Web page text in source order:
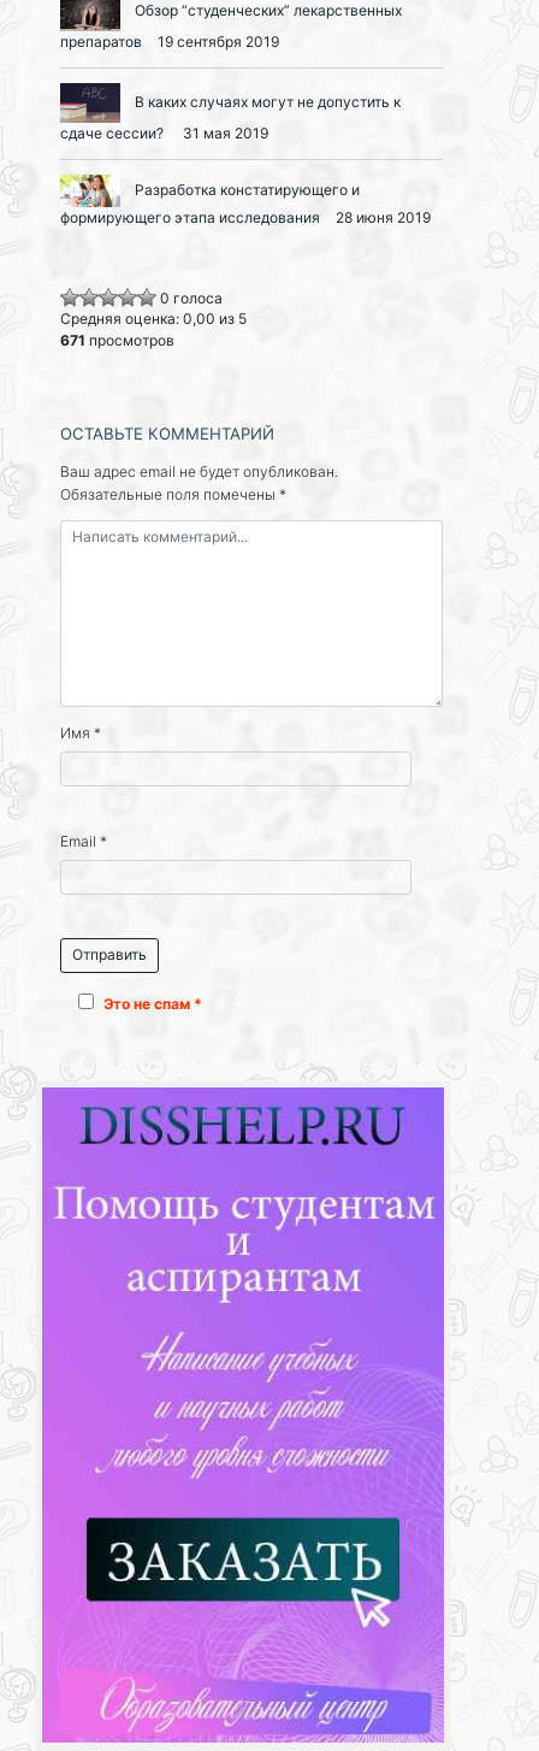
Обзор “студенческих” лекарственных
препаратов
19 сентября 2019
В каких случаях могут не допустить к
сдаче сессии?
31 мая 2019
Разработка констатирующего и
формирующего этапа исследования
28 июня 2019
0 голоса
Средняя оценка: 0,00 из 5
671 просмотров
ОСТАВЬТЕ КОММЕНТАРИЙ
Ваш адрес email не будет опубликован.
Обязательные поля помечены *
Имя *
Email *
Это не спам *